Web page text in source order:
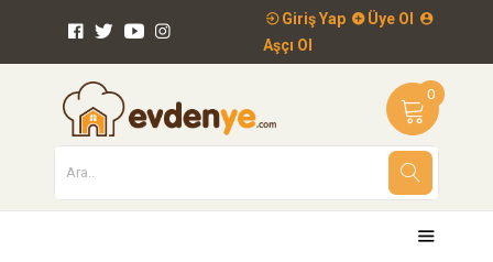
Giriş Yap
Üye Ol
Aşçı Ol
0